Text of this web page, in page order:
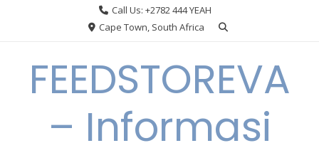
Call Us: +2782 444 YEAH
Cape Town, South Africa
FEEDSTOREVA
– Informasi